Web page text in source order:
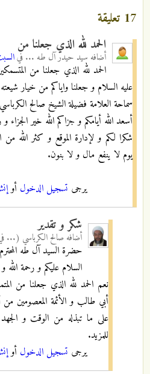
17 تعليقة
الحمد لله الذي جعلنا من
أضافه سيد حيدر آل طه ... فيالسبت, 03/11/
الحمد لله الذي جعلنا من
عليه السلام و جعلنا واياكم من خيار
سماحة العلامة فضيلة الشيخ صالح الكرباسي
أسعد الله أيامكم و جزاكم الله خير الجزاء
شكرا لكم و لإدارة الموقع و كثر الله
يوم لا ينفع مال و لا بنون.
يرجى تسجيل الدخول أو
شكر و تقدير
أضافه صالح الكرباسي (...
حضرة السيد آل طه
السلام عليكم و رحمة الله
نعم الحمد لله الذي جعلنا من
أبي طالب و الأئمة المعصومين من
على ما تبذله من الوقت و
للمزيد.
يرجى تسجيل الدخول أو